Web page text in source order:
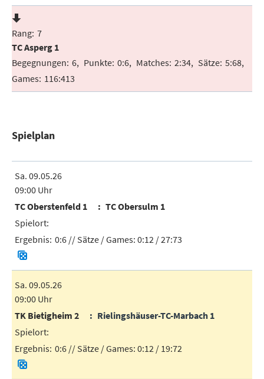
7
TC Asperg 1
6
0:6 2:34
5:68
116:413
Spielplan
Sa. 09.05.26
09:00 Uhr
TC Oberstenfeld 1
TC Obersulm 1
0:6 // Sätze / Games: 0:12 / 27:73
Sa. 09.05.26
09:00 Uhr
TK Bietigheim 2
Rielingshäuser-TC-Marbach 1
0:6 // Sätze / Games: 0:12 / 19:72